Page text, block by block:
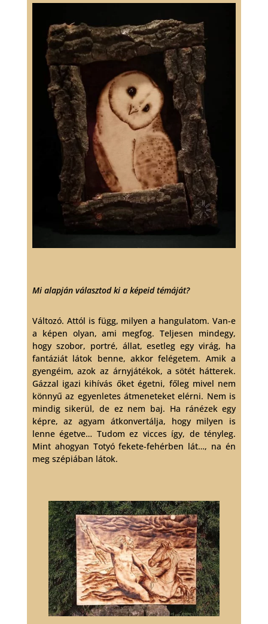
Mi alapján választod ki a képeid témáját?
Változó. Attól is függ, milyen a hangulatom. Van-e
a képen olyan, ami megfog. Teljesen mindegy,
hogy szobor, portré, állat, esetleg egy virág, ha
fantáziát látok benne, akkor felégetem. Amik a
gyengéim, azok az árnyjátékok, a sötét hátterek.
Gázzal igazi kihívás őket égetni, főleg mivel nem
könnyű az egyenletes átmeneteket elérni. Nem is
mindig sikerül, de ez nem baj. Ha ránézek egy
képre, az agyam átkonvertálja, hogy milyen is
lenne égetve… Tudom ez vicces így, de tényleg.
Mint ahogyan Totyó fekete-fehérben lát…, na én
meg szépiában látok.